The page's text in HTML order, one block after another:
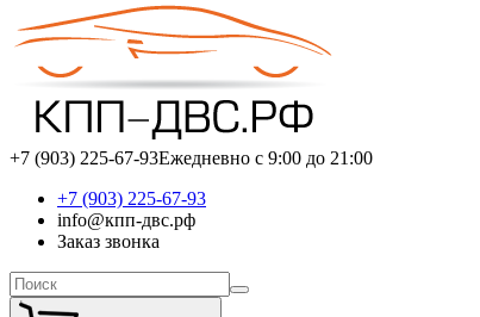
+7 (903) 225-67-93Ежедневно с 9:00 до 21:00
+7 (903) 225-67-93
info@кпп-двс.рф
Заказ звонка